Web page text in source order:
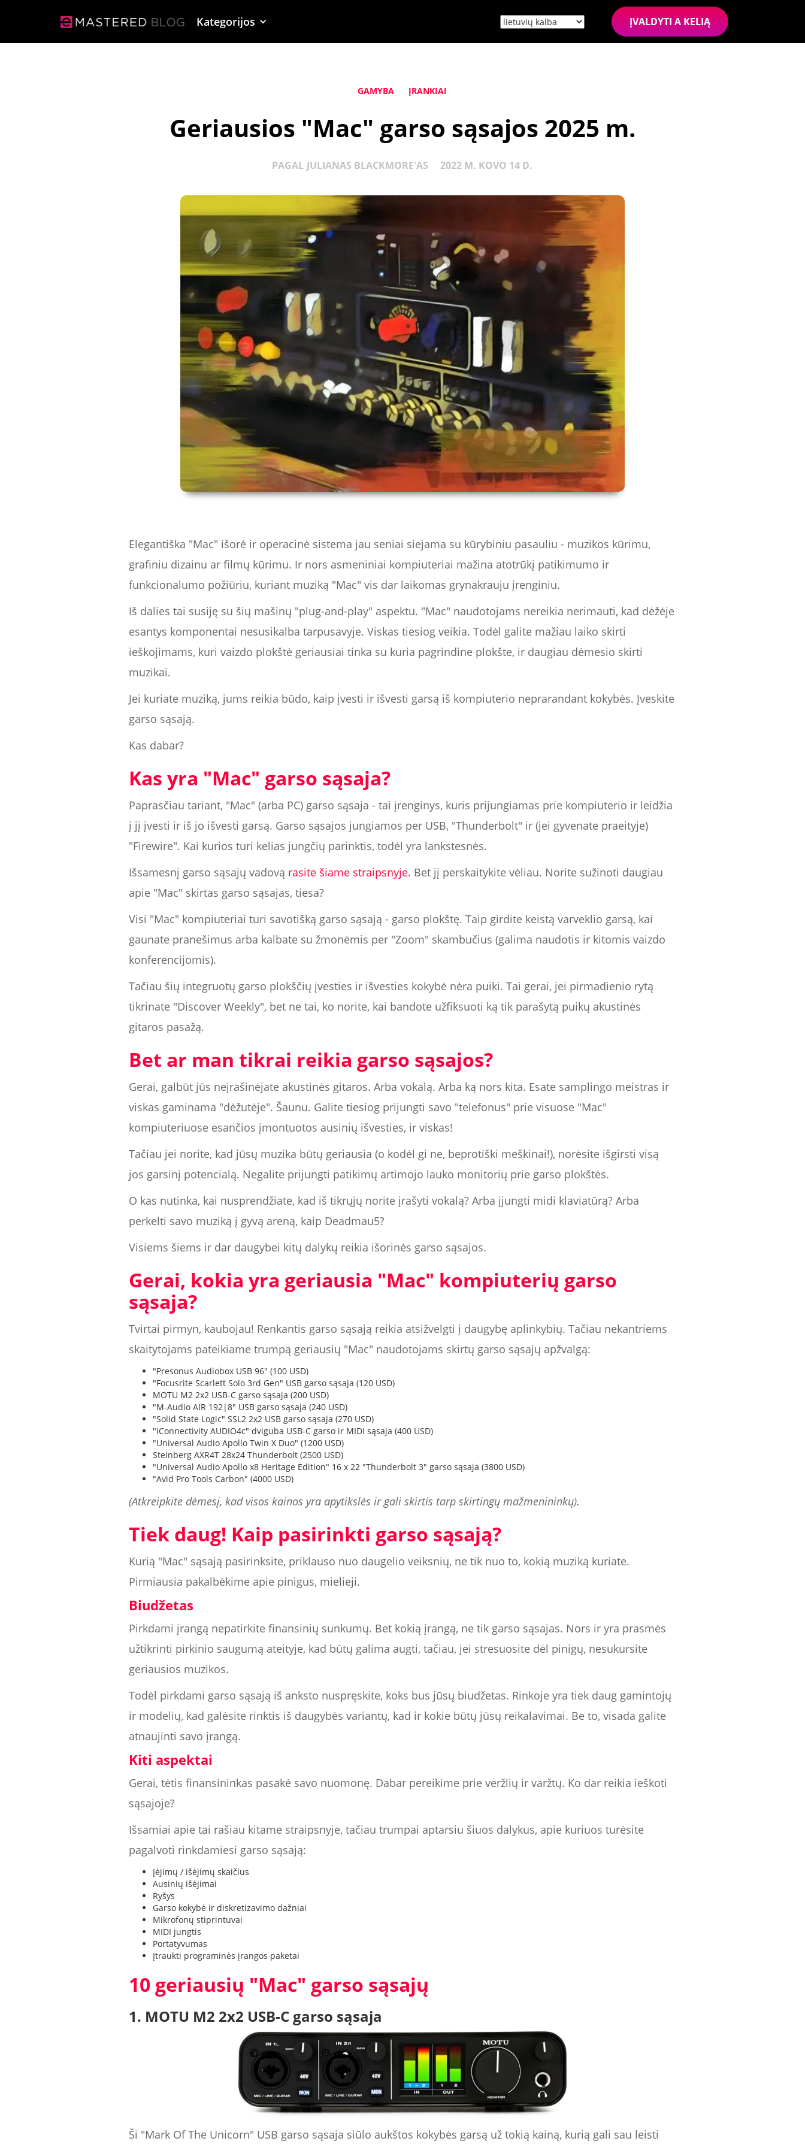
Kategorijos ĮVALDYTI A KELIĄ
GAMYBA ĮRANKIAI
Geriausios "Mac" garso sąsajos 2025 m.
PAGAL JULIANAS BLACKMORE'AS 2022 M. KOVO 14 D.
Elegantiška "Mac" išorė ir operacinė sistema jau seniai siejama su kūrybiniu pasauliu - muzikos kūrimu,
grafiniu dizainu ar filmų kūrimu. Ir nors asmeniniai kompiuteriai mažina atotrūkį patikimumo ir
funkcionalumo požiūriu, kuriant muziką "Mac" vis dar laikomas grynakrauju įrenginiu.
Iš dalies tai susiję su šių mašinų "plug-and-play" aspektu. "Mac" naudotojams nereikia nerimauti, kad dėžėje
esantys komponentai nesusikalba tarpusavyje. Viskas tiesiog veikia. Todėl galite mažiau laiko skirti
ieškojimams, kuri vaizdo plokštė geriausiai tinka su kuria pagrindine plokšte, ir daugiau dėmesio skirti
muzikai.
Jei kuriate muziką, jums reikia būdo, kaip įvesti ir išvesti garsą iš kompiuterio neprarandant kokybės. Įveskite
garso sąsają.
Kas dabar?
Kas yra "Mac" garso sąsaja?
Paprasčiau tariant, "Mac" (arba PC) garso sąsaja - tai įrenginys, kuris prijungiamas prie kompiuterio ir leidžia
į jį įvesti ir iš jo išvesti garsą. Garso sąsajos jungiamos per USB, "Thunderbolt" ir (jei gyvenate praeityje)
"Firewire". Kai kurios turi kelias jungčių parinktis, todėl yra lankstesnės.
Išsamesnį garso sąsajų vadovą rasite šiame straipsnyje. Bet jį perskaitykite vėliau. Norite sužinoti daugiau
apie "Mac" skirtas garso sąsajas, tiesa?
Visi "Mac" kompiuteriai turi savotišką garso sąsają - garso plokštę. Taip girdite keistą varveklio garsą, kai
gaunate pranešimus arba kalbate su žmonėmis per "Zoom" skambučius (galima naudotis ir kitomis vaizdo
konferencijomis).
Tačiau šių integruotų garso plokščių įvesties ir išvesties kokybė nėra puiki. Tai gerai, jei pirmadienio rytą
tikrinate "Discover Weekly", bet ne tai, ko norite, kai bandote užfiksuoti ką tik parašytą puikų akustinės
gitaros pasažą.
Bet ar man tikrai reikia garso sąsajos?
Gerai, galbūt jūs neįrašinėjate akustinės gitaros. Arba vokalą. Arba ką nors kita. Esate samplingo meistras ir
viskas gaminama "dėžutėje". Šaunu. Galite tiesiog prijungti savo "telefonus" prie visuose "Mac"
kompiuteriuose esančios įmontuotos ausinių išvesties, ir viskas!
Tačiau jei norite, kad jūsų muzika būtų geriausia (o kodėl gi ne, beprotiški meškinai!), norėsite išgirsti visą
jos garsinį potencialą. Negalite prijungti patikimų artimojo lauko monitorių prie garso plokštės.
O kas nutinka, kai nusprendžiate, kad iš tikrųjų norite įrašyti vokalą? Arba įjungti midi klaviatūrą? Arba
perkelti savo muziką į gyvą areną, kaip Deadmau5?
Visiems šiems ir dar daugybei kitų dalykų reikia išorinės garso sąsajos.
Gerai, kokia yra geriausia "Mac" kompiuterių garso
sąsaja?
Tvirtai pirmyn, kaubojau! Renkantis garso sąsają reikia atsižvelgti į daugybę aplinkybių. Tačiau nekantriems
skaitytojams pateikiame trumpą geriausių "Mac" naudotojams skirtų garso sąsajų apžvalgą:
"Presonus Audiobox USB 96" (100 USD)
"Focusrite Scarlett Solo 3rd Gen" USB garso sąsaja (120 USD)
MOTU M2 2x2 USB-C garso sąsaja (200 USD)
"M-Audio AIR 192|8" USB garso sąsaja (240 USD)
"Solid State Logic" SSL2 2x2 USB garso sąsaja (270 USD)
"iConnectivity AUDIO4c" dviguba USB-C garso ir MIDI sąsaja (400 USD)
"Universal Audio Apollo Twin X Duo" (1200 USD)
Steinberg AXR4T 28x24 Thunderbolt (2500 USD)
"Universal Audio Apollo x8 Heritage Edition" 16 x 22 "Thunderbolt 3" garso sąsaja (3800 USD)
"Avid Pro Tools Carbon" (4000 USD)
(Atkreipkite dėmesį, kad visos kainos yra apytikslės ir gali skirtis tarp skirtingų mažmenininkų).
Tiek daug! Kaip pasirinkti garso sąsają?
Kurią "Mac" sąsają pasirinksite, priklauso nuo daugelio veiksnių, ne tik nuo to, kokią muziką kuriate.
Pirmiausia pakalbėkime apie pinigus, mielieji.
Biudžetas
Pirkdami įrangą nepatirkite finansinių sunkumų. Bet kokią įrangą, ne tik garso sąsajas. Nors ir yra prasmės
užtikrinti pirkinio saugumą ateityje, kad būtų galima augti, tačiau, jei stresuosite dėl pinigų, nesukursite
geriausios muzikos.
Todėl pirkdami garso sąsają iš anksto nuspręskite, koks bus jūsų biudžetas. Rinkoje yra tiek daug gamintojų
ir modelių, kad galėsite rinktis iš daugybės variantų, kad ir kokie būtų jūsų reikalavimai. Be to, visada galite
atnaujinti savo įrangą.
Kiti aspektai
Gerai, tėtis finansininkas pasakė savo nuomonę. Dabar pereikime prie veržlių ir varžtų. Ko dar reikia ieškoti
sąsajoje?
Išsamiai apie tai rašiau kitame straipsnyje, tačiau trumpai aptarsiu šiuos dalykus, apie kuriuos turėsite
pagalvoti rinkdamiesi garso sąsają:
Įėjimų / išėjimų skaičius
Ausinių išėjimai
Ryšys
Garso kokybė ir diskretizavimo dažniai
Mikrofonų stiprintuvai
MIDI jungtis
Portatyvumas
Įtraukti programinės įrangos paketai
10 geriausių "Mac" garso sąsajų
1. MOTU M2 2x2 USB-C garso sąsaja
Ši "Mark Of The Unicorn" USB garso sąsaja siūlo aukštos kokybės garsą už tokią kainą, kurią gali sau leisti